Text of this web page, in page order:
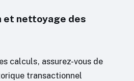
et nettoyage des
calculs, assurez-vous de
transactionnel